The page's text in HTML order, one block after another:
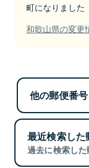
町になりました
和歌山県の変更
他の郵便番
最近検索した
過去に検索した